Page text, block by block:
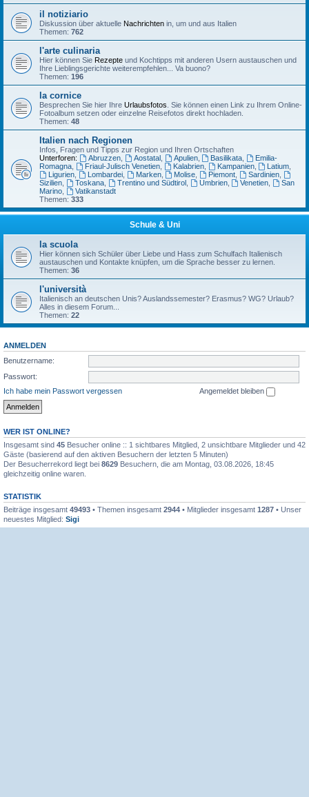
il notiziario
Diskussion über aktuelle Nachrichten in, um und aus Italien
Themen: 762
l'arte culinaria
Hier können Sie Rezepte und Kochtipps mit anderen Usern austauschen und
Ihre Lieblingsgerichte weiterempfehlen... Va buono?
Themen: 196
la cornice
Besprechen Sie hier Ihre Urlaubsfotos . Sie können einen Link zu Ihrem Online-
Fotoalbum setzen oder einzelne Reisefotos direkt hochladen.
Themen: 48
Italien nach Regionen
Infos, Fragen und Tipps zur Region und Ihren Ortschaften
Unterforen:
Abruzzen, Aostatal, Apulien, Basilikata
Emilia-
Romagna
Friaul-Julisch Venetien, Kalabrien, Kampanien, Latium
Ligurien, Lombardei, Marken, Molise Piemont Sardinien
Sizilien
Toskana, Trentino und Südtirol, Umbrien, Venetien
San
Marino
Vatikanstadt
Themen: 333
Schule & Uni
la scuola
Hier können sich Schüler über Liebe und Hass zum Schulfach Italienisch
austauschen und Kontakte knüpfen, um die Sprache besser zu lernen.
Themen: 36
l'università
Italienisch an deutschen Unis? Auslandssemester? Erasmus? WG? Urlaub?
Alles in diesem Forum...
Themen: 22
ANMELDEN
Benutzername:
Passwort:
Ich habe mein Passwort vergessen
Angemeldet bleiben
WER IST ONLINE?
Insgesamt sind 45 Besucher online :: 1 sichtbares Mitglied, 2 unsichtbare Mitglieder und 42
Gäste (basierend auf den aktiven Besuchern der letzten 5 Minuten)
Der Besucherrekord liegt bei 8629 Besuchern, die am Montag, 03.08.2026, 18:45
gleichzeitig online waren.
STATISTIK
Beiträge insgesamt 49493 • Themen insgesamt 2944 • Mitglieder insgesamt 1287 • Unser
neuestes Mitglied: Sigi